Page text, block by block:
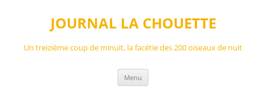
JOURNAL LA CHOUETTE
Un treizième coup de minuit, la facétie des 200 oiseaux de nuit
Menu